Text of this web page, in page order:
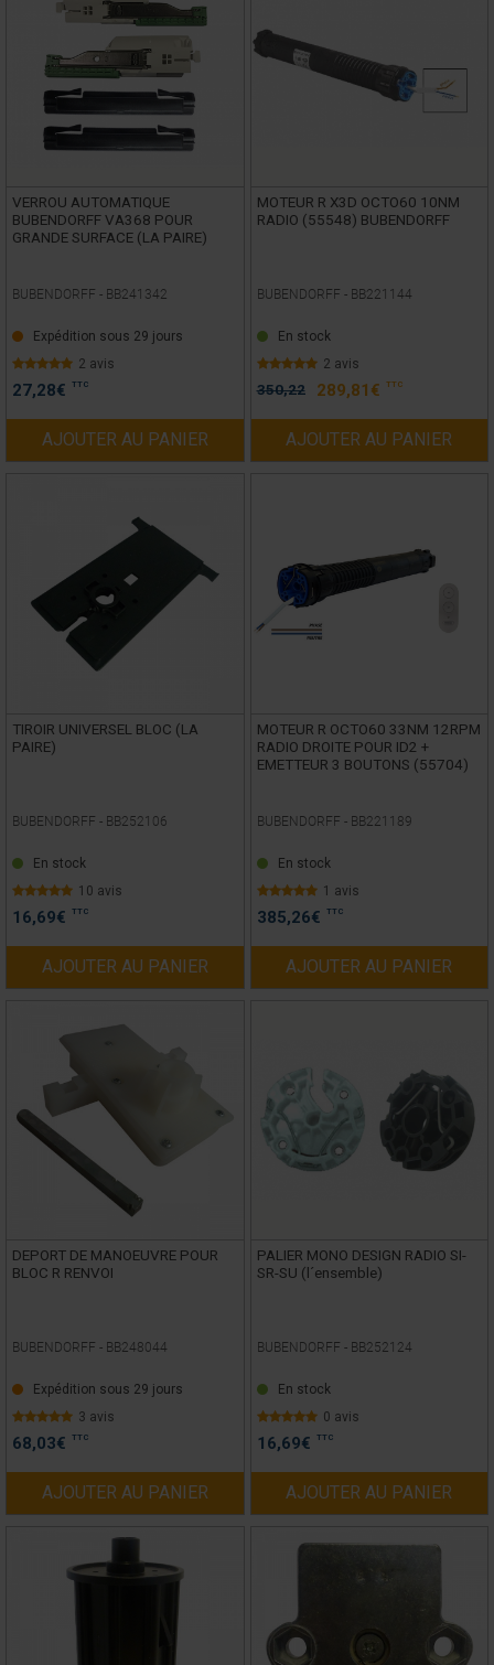
VERROU AUTOMATIQUE
BUBENDORFF VA368 POUR
GRANDE SURFACE (LA PAIRE)
BUBENDORFF - BB241342
Expédition sous 29 jours
2 avis
27,28€ TTC
AJOUTER AU PANIER
MOTEUR R X3D OCTO60 10NM
RADIO (55548) BUBENDORFF
BUBENDORFF - BB221144
En stock
2 avis
350,22 289,81 € TTC
AJOUTER AU PANIER
TIROIR UNIVERSEL BLOC (LA
PAIRE)
BUBENDORFF - BB252106
En stock
10 avis
16,69€ TTC
AJOUTER AU PANIER
MOTEUR R OCTO60 33NM 12RPM
RADIO DROITE POUR ID2 +
EMETTEUR 3 BOUTONS (55704)
BUBENDORFF - BB221189
En stock
1 avis
385,26€ TTC
AJOUTER AU PANIER
DEPORT DE MANOEUVRE POUR
BLOC R RENVOI
BUBENDORFF - BB248044
Expédition sous 29 jours
3 avis
68,03€ TTC
AJOUTER AU PANIER
PALIER MONO DESIGN RADIO SI-
SR-SU (l´ensemble)
BUBENDORFF - BB252124
En stock
0 avis
16,69€ TTC
AJOUTER AU PANIER